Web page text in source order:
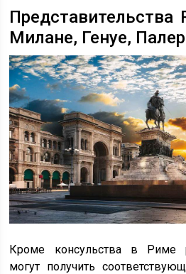
Милане, Генуе,
Кроме консульства в Риме
могут получить